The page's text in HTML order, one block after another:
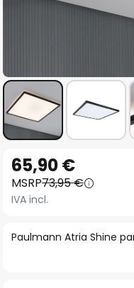
all'inizio
della
galleria
immagini
Paulmann Atria Shine
65,90 €
MSRP73,95 €
IVA incl.